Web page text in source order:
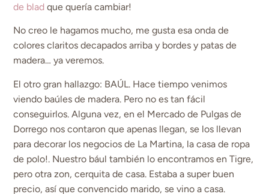
de blad que quería cambiar!
No creo le hagamos mucho, me gusta esa onda de
colores claritos decapados arriba y bordes y patas de
madera… ya veremos.
El otro gran hallazgo: BAÚL. Hace tiempo venimos
viendo baúles de madera. Pero no es tan fácil
conseguirlos. Alguna vez, en el Mercado de Pulgas de
Dorrego nos contaron que apenas llegan, se los llevan
para decorar los negocios de La Martina, la casa de ropa
de polo!. Nuestro bául también lo encontramos en Tigre,
pero otra zon, cerquita de casa. Estaba a super buen
precio, así que convencido marido, se vino a casa.